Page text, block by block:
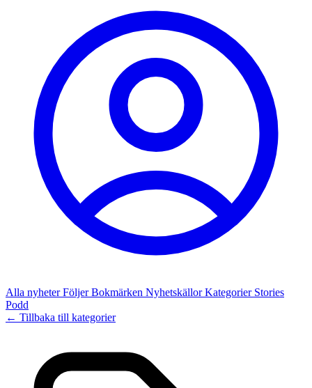
Alla nyheterFöljerBokmärken NyhetskällorKategorier Stories
Podd
← Tillbaka till kategorier